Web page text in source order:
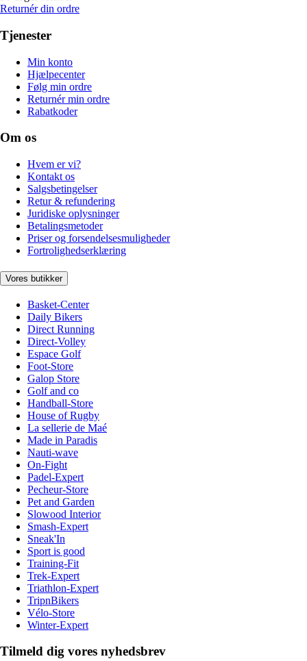
Returnér din ordre
Tjenester
Min konto
Hjælpecenter
Følg min ordre
Returnér min ordre
Rabatkoder
Om os
Hvem er vi?
Kontakt os
Salgsbetingelser
Retur & refundering
Juridiske oplysninger
Betalingsmetoder
Priser og forsendelsesmuligheder
Fortrolighedserklæring
Vores butikker
Basket-Center
Daily Bikers
Direct Running
Direct-Volley
Espace Golf
Foot-Store
Galop Store
Golf and co
Handball-Store
House of Rugby
La sellerie de Maé
Made in Paradis
Nauti-wave
On-Fight
Padel-Expert
Pecheur-Store
Pet and Garden
Slowood Interior
Smash-Expert
Sneak'In
Sport is good
Training-Fit
Trek-Expert
Triathlon-Expert
TripnBikers
Vélo-Store
Winter-Expert
Tilmeld dig vores nyhedsbrev